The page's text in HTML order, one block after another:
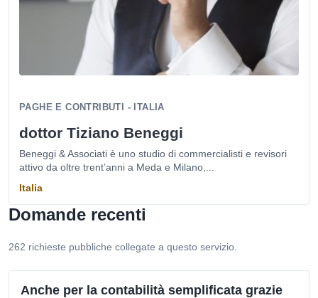
PAGHE E CONTRIBUTI - ITALIA
dottor Tiziano Beneggi
Beneggi & Associati è uno studio di commercialisti e revisori
attivo da oltre trent’anni a Meda e Milano,...
Italia
Domande recenti
262 richieste pubbliche collegate a questo servizio.
Anche per la contabilità semplificata grazie